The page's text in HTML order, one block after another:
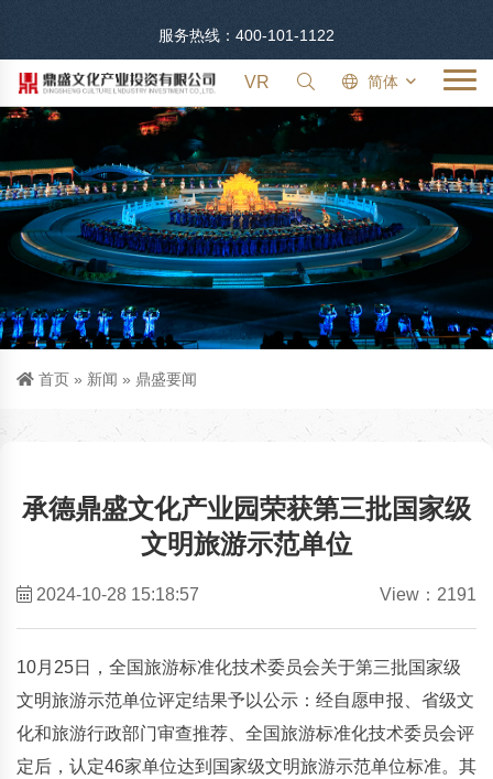
服务热线：400-101-1122
VR 简体
首页 » 新闻 » 鼎盛要闻
承德鼎盛文化产业园荣获第三批国家级
文明旅游示范单位
View：2191
2024-10-28 15:18:57
10月25日，全国旅游标准化技术委员会关于第三批国家级
文明旅游示范单位评定结果予以公示：经自愿申报、省级文
化和旅游行政部门审查推荐、全国旅游标准化技术委员会评
定后，认定46家单位达到国家级文明旅游示范单位标准。其